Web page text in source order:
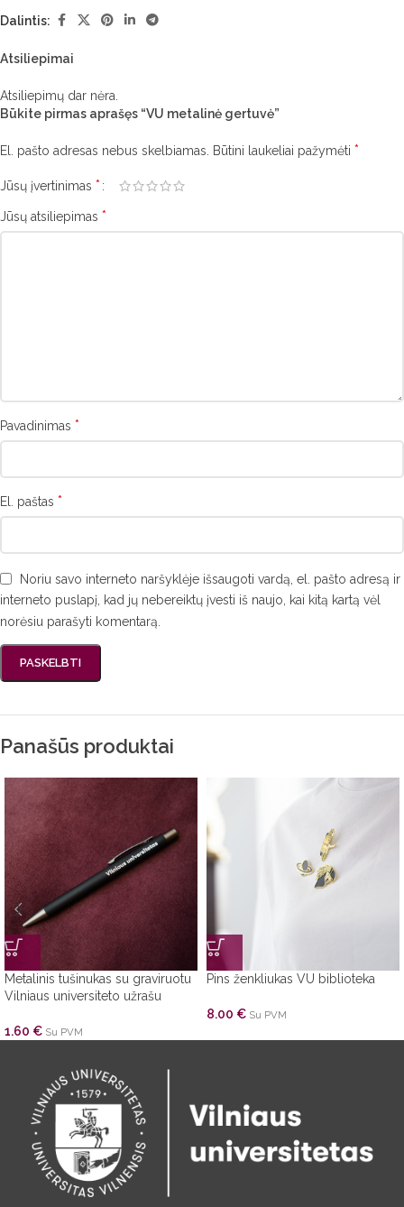
Dalintis:
Atsiliepimai
Atsiliepimų dar nėra.
Būkite pirmas aprašęs “VU metalinė gertuvė”
El. pašto adresas nebus skelbiamas. Būtini laukeliai pažymėti *
Jūsų įvertinimas *
Jūsų atsiliepimas *
Pavadinimas *
El. paštas *
Noriu savo interneto naršyklėje išsaugoti vardą, el. pašto adresą ir
interneto puslapį, kad jų nebereiktų įvesti iš naujo, kai kitą kartą vėl
norėsiu parašyti komentarą.
Panašūs produktai
Metalinis tušinukas su graviruotu
Vilniaus universiteto užrašu
1.60 € Su PVM
Pins ženkliukas VU biblioteka
8.00 € Su PVM